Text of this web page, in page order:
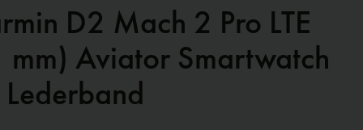
D2 Mach 2 Pro LTE
mm) Aviator Smartwatch
Lederband